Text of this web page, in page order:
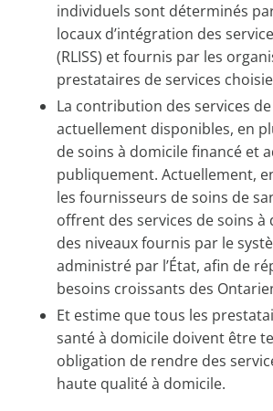
individuels sont déterminés
locaux d’intégration des
(RLISS) et fournis par les
prestataires de services
La contribution des services
actuellement disponibles, en
de soins à domicile financé et
publiquement. Actuellement,
les fournisseurs de soins de
offrent des services de soins à
des niveaux fournis par le
administré par l’État, afin de
besoins croissants des
Et estime que tous les
santé à domicile doivent être
obligation de rendre des
haute qualité à domicile.